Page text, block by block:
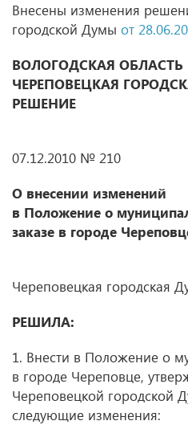
Внесены изменения
городской Думы от
ВОЛОГОДСКАЯ ОБЛАСТЬ
ЧЕРЕПОВЕЦКАЯ
РЕШЕНИЕ
07.12.2010 № 210
О внесении изменений
в Положение о
заказе в городе
Череповецкая городская
РЕШИЛА:
1. Внести в Положение о
в городе Череповце,
Череповецкой городской
следующие изменения: